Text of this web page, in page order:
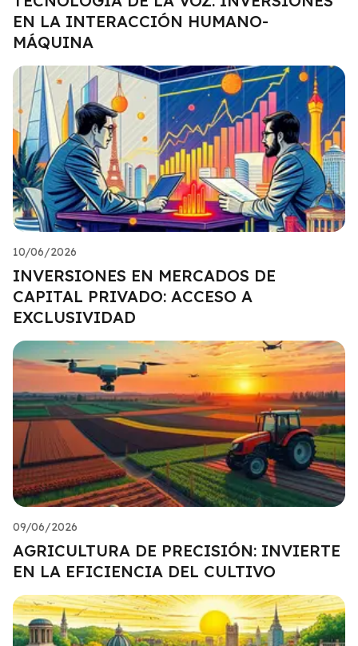
EN LA INTERACCIÓN HUMANO-
MÁQUINA
10/06/2026
INVERSIONES EN MERCADOS DE
CAPITAL PRIVADO: ACCESO A
EXCLUSIVIDAD
09/06/2026
AGRICULTURA DE PRECISIÓN: INVIERTE
EN LA EFICIENCIA DEL CULTIVO